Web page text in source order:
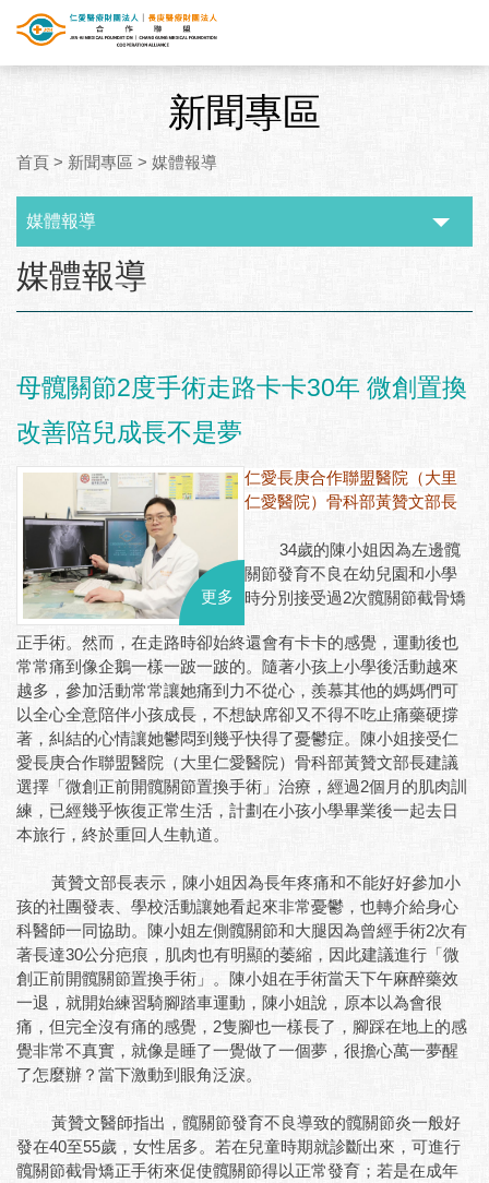
新聞專區
首頁 > 新聞專區 > 媒體報導
媒體報導
:::
媒體報導
母髖關節2度手術走路卡卡30年 微創置換
改善陪兒成長不是夢
更多
仁愛長庚合作聯盟醫院（大里
仁愛醫院）骨科部黃贊文部長
34歲的陳小姐因為左邊髖
關節發育不良在幼兒園和小學
時分別接受過2次髖關節截骨矯
正手術。然而，在走路時卻始終還會有卡卡的感覺，運動後也
常常痛到像企鵝一樣一跛一跛的。隨著小孩上小學後活動越來
越多，參加活動常常讓她痛到力不從心，羨慕其他的媽媽們可
以全心全意陪伴小孩成長，不想缺席卻又不得不吃止痛藥硬撐
著，糾結的心情讓她鬱悶到幾乎快得了憂鬱症。陳小姐接受仁
愛長庚合作聯盟醫院（大里仁愛醫院）骨科部黃贊文部長建議
選擇「微創正前開髖關節置換手術」治療，經過2個月的肌肉訓
練，已經幾乎恢復正常生活，計劃在小孩小學畢業後一起去日
本旅行，終於重回人生軌道。
黃贊文部長表示，陳小姐因為長年疼痛和不能好好參加小
孩的社團發表、學校活動讓她看起來非常憂鬱，也轉介給身心
科醫師一同協助。陳小姐左側髖關節和大腿因為曾經手術2次有
著長達30公分疤痕，肌肉也有明顯的萎縮，因此建議進行「微
創正前開髖關節置換手術」。陳小姐在手術當天下午麻醉藥效
一退，就開始練習騎腳踏車運動，陳小姐說，原本以為會很
痛，但完全沒有痛的感覺，2隻腳也一樣長了，腳踩在地上的感
覺非常不真實，就像是睡了一覺做了一個夢，很擔心萬一夢醒
了怎麼辦？當下激動到眼角泛淚。
黃贊文醫師指出，髖關節發育不良導致的髖關節炎一般好
發在40至55歲，女性居多。若在兒童時期就診斷出來，可進行
髖關節截骨矯正手術來促使髖關節得以正常發育；若是在成年